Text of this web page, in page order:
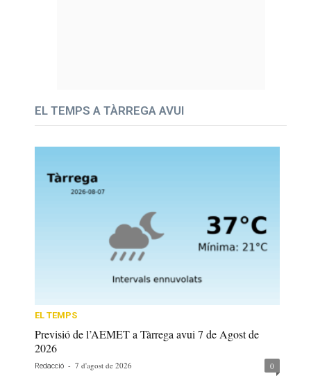
EL TEMPS A TÀRREGA AVUI
EL TEMPS
Previsió de l’AEMET a Tàrrega avui 7 de Agost de
2026
Redacció - 7 d'agost de 2026 0